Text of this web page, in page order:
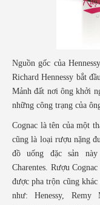
Nguồn gốc của
Richard Hennessy bắt
Mảnh đất nơi ông khởi
những công trạng của
Cognac là tên của một
cũng là loại rượu nặng
đồ uống đặc sản này
Charentes. Rượu
được pha trộn cũng
như: Henessy, Remy